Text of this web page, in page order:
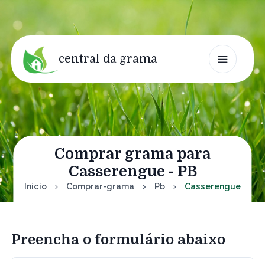
central da grama
Comprar grama para
Casserengue - PB
Início Comprar-grama Pb Casserengue
Preencha o formulário abaixo